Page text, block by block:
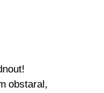
obstaral,